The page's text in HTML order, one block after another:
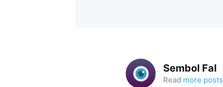
Sembol Fal
Read more posts